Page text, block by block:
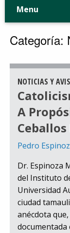
Menu
Categoría:
NOTICIAS Y
A
Pedro
Dr. Espinoza
del Instituto
Universidad
ciudad
anécdota
documentada